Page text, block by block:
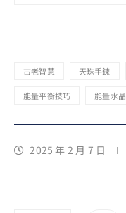
古老智慧 天珠手鍊
能量平衡技巧 能量水晶
2025 年 2 月 7 日